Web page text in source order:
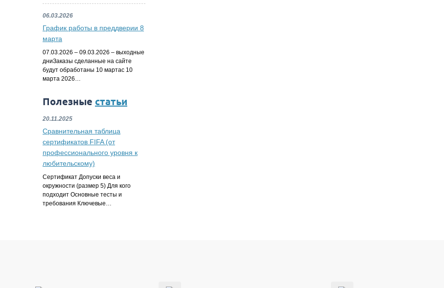
06.03.2026
График работы в преддверии 8
марта
07.03.2026 – 09.03.2026 – выходные
дниЗаказы сделанные на сайте
будут обработаны 10 мартас 10
марта 2026…
Полезные статьи
20.11.2025
Сравнительная таблица
сертификатов FIFA (от
профессионального уровня к
любительскому)
Сертификат Допуски веса и
окружности (размер 5) Для кого
подходит Основные тесты и
требования Ключевые…